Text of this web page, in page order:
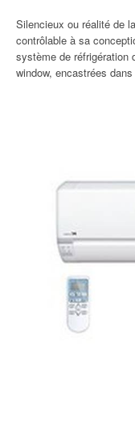
Silencieux ou réalité de
contrôlable à sa
système de réfrigération
window, encastrées dans